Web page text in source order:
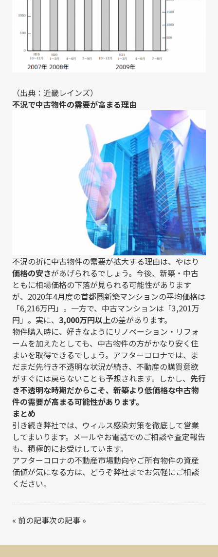
（出典： 近畿レインズ）
不況で中古物件の需要が高まる理由
不況の折に中古物件の需要が拡大する理由は、やはり
価格の安さがあげられるでしょう。今後、新築・中古
ともに相場価格の下落が見られる可能性があります
が、2020年4月度の首都圏新築マンションの平均価格は
「6,216万円」。一方で、中古マンションは「3,201万
円」。実に、 3,000万円以上の差があります。
物件購入時に、好きなようにリノベーション・リフォ
ームを加えたとしても、中古物件の方がかなり安く住
まいを取得できるでしょう。アフターコロナでは、ま
だまだ先行き不透明な状況が続き、不動産の購買意欲
がすぐには戻らないことも予想されます。しかし、 先行
き不透明な時期だからこそ、新築より低価格な中古物
件の需要が高まる可能性があります。
まとめ
引き続き弊社では、ウィルス感染対策を徹底して営業
してまいります。メールやお電話でのご相談や査定報告
も、積極的にお受けしています。
アフターコロナの不動産市場動向やご所有物件の資産
価値が気になる方は、どうぞ弊社までお気軽にご相談
ください。
« 前の記事次の記事 »